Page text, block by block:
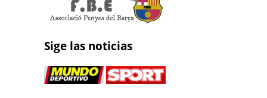
Sige las noticias